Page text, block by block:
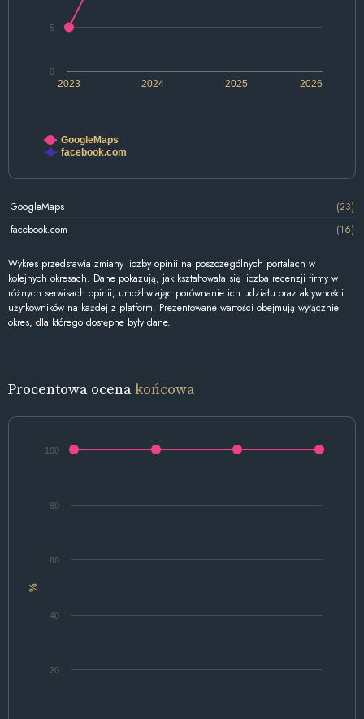
2024 2026
2023 2025
0
5
GoogleMaps
facebook.com
GoogleMaps
(23)
facebook.com
(16)
Wykres przedstawia zmiany liczby opinii na poszczególnych portalach w
kolejnych okresach. Dane pokazują, jak kształtowała się liczba recenzji firmy w
różnych serwisach opinii, umożliwiając porównanie ich udziału oraz aktywności
użytkowników na każdej z platform. Prezentowane wartości obejmują wyłącznie
okres, dla którego dostępne były dane.
Procentowa ocenakońcowa
%
20
40
60
80
100